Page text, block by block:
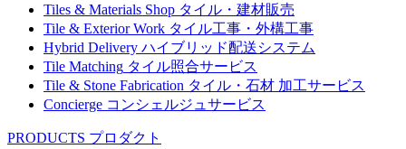
Tiles & Materials Shop タイル・建材販売
Tile & Exterior Work タイル工事・外構工事
Hybrid Delivery ハイブリッド配送システム
Tile Matching タイル照合サービス
Tile & Stone Fabrication タイル・石材 加工サービス
Concierge コンシェルジュサービス
PRODUCTS プロダクト